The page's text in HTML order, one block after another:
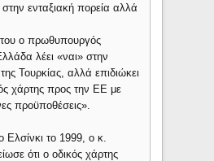
ενταξιακή πορεία αλλά
του ο πρωθυπουργός
λέει «ναι» στην
Τουρκίας, αλλά επιδιώκει
χάρτης προς την ΕΕ με
προϋποθέσεις».
το 1999, ο κ.
ότι ο οδικός χάρτης